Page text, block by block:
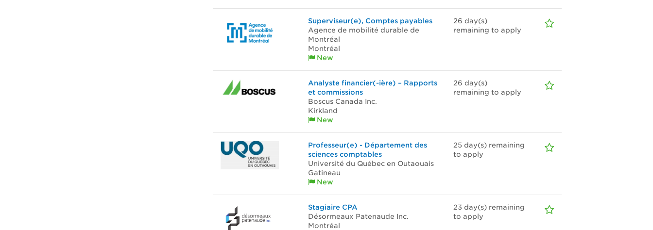
Superviseur(e), Comptes payables
Agence de mobilité durable de
Montréal
Montréal
New
26 day(s)
remaining to apply
Analyste financier(-ière) – Rapports
et commissions
Boscus Canada Inc.
Kirkland
New
26 day(s)
remaining to apply
Professeur(e) - Département des
sciences comptables
Université du Québec en Outaouais
Gatineau
New
25 day(s)remaining
to apply
Stagiaire CPA
Désormeaux Patenaude Inc.
Montréal
23 day(s)remaining
to apply